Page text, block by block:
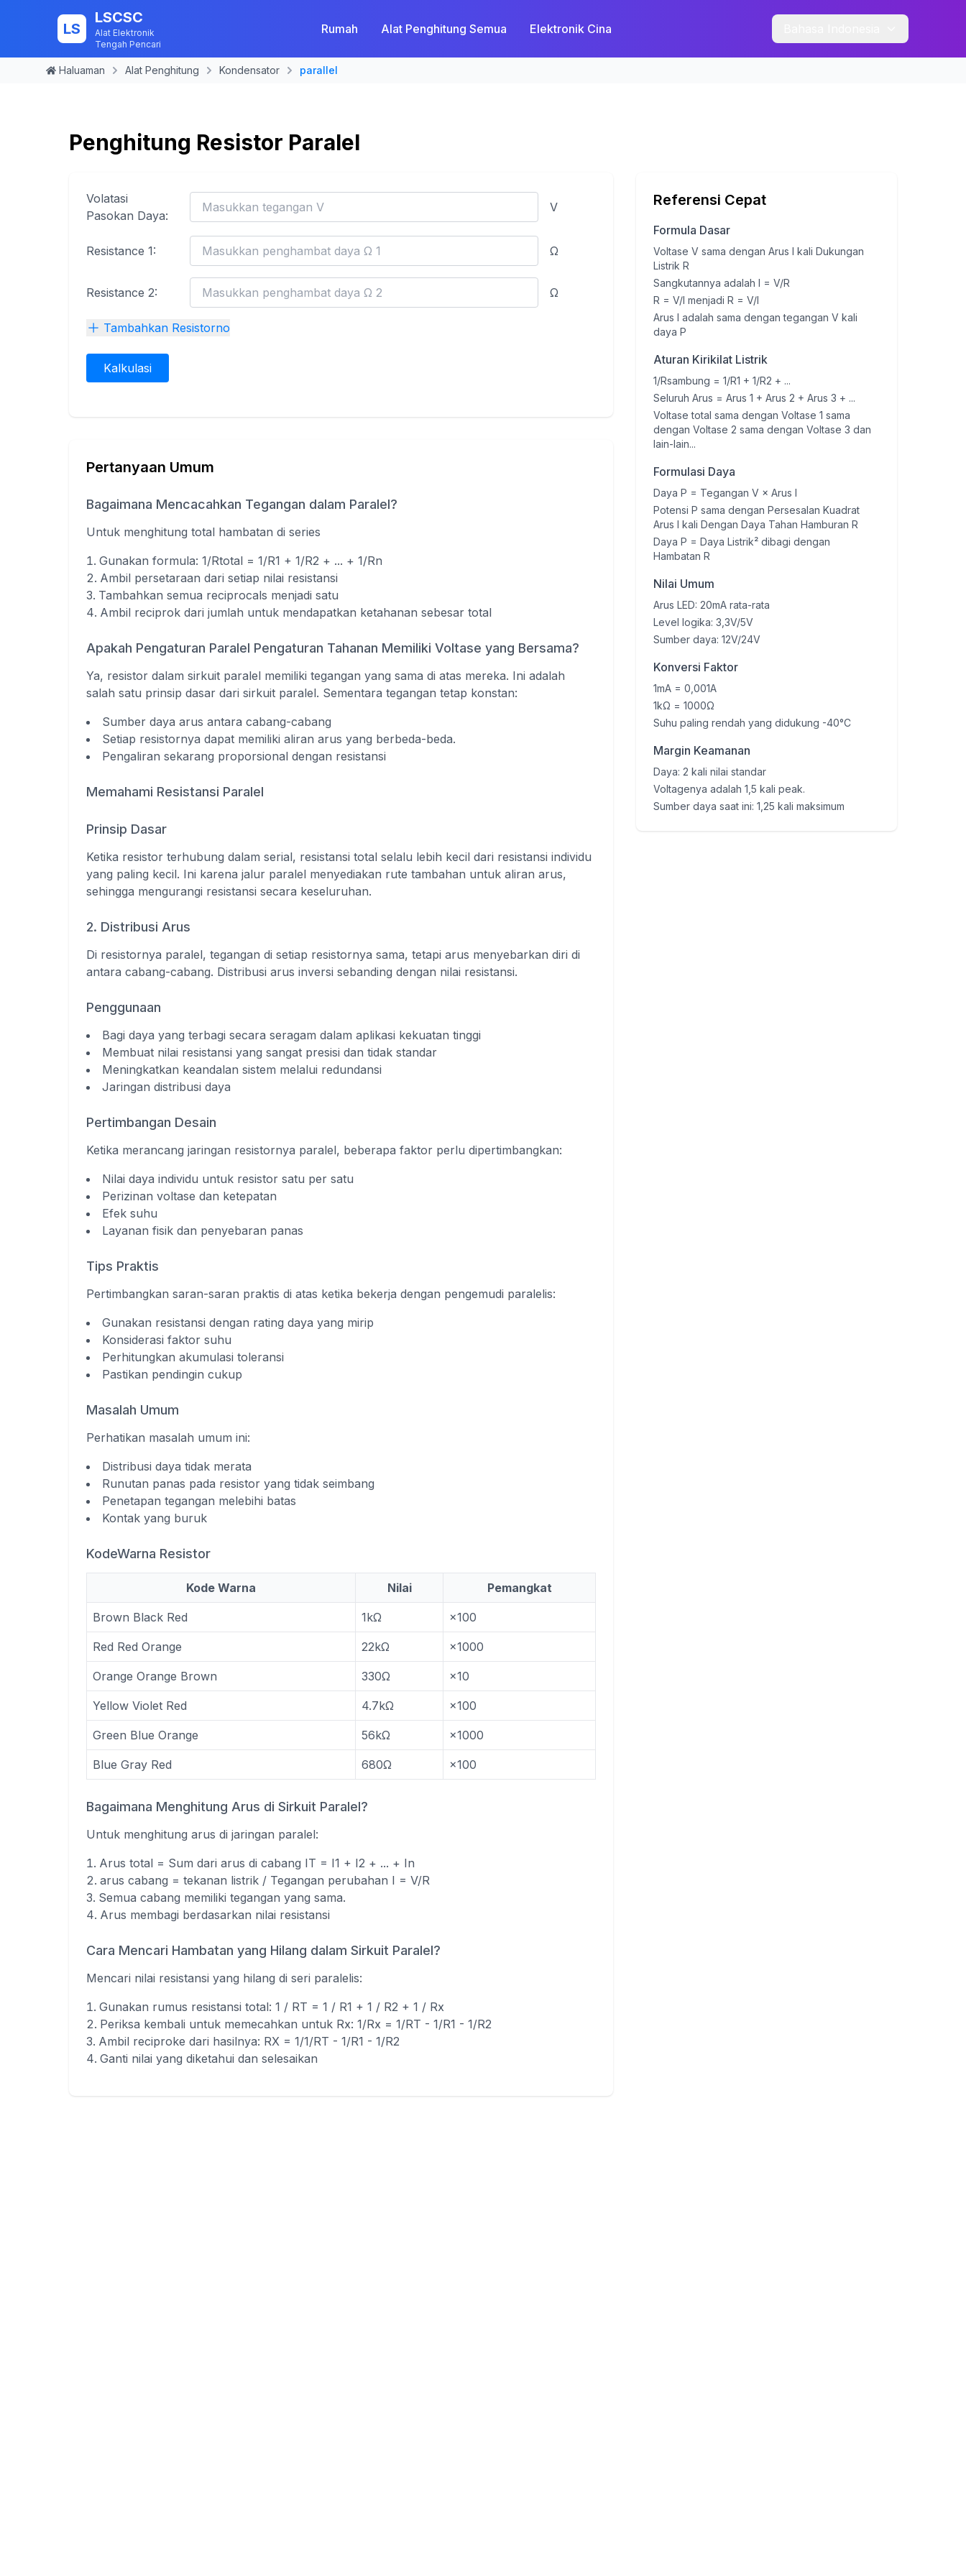
LS
LSCSC
Alat Elektronik
Tengah Pencari
Rumah Alat Penghitung Semua Elektronik Cina
Haluaman Alat Penghitung Kondensator parallel
Penghitung Resistor Paralel
Volatasi
Pasokan Daya:
V
Resistance 1: Ω
Resistance 2: Ω
Tambahkan Resistorno
Kalkulasi
Pertanyaan Umum
Bagaimana Mencacahkan Tegangan dalam Paralel?
Untuk menghitung total hambatan di series
Gunakan formula: 1/Rtotal = 1/R1 + 1/R2 + ... + 1/Rn
Ambil persetaraan dari setiap nilai resistansi
Tambahkan semua reciprocals menjadi satu
Ambil reciprok dari jumlah untuk mendapatkan ketahanan sebesar total
Apakah Pengaturan Paralel Pengaturan Tahanan Memiliki Voltase yang Bersama?
Ya, resistor dalam sirkuit paralel memiliki tegangan yang sama di atas mereka. Ini adalah
salah satu prinsip dasar dari sirkuit paralel. Sementara tegangan tetap konstan:
Sumber daya arus antara cabang-cabang
Setiap resistornya dapat memiliki aliran arus yang berbeda-beda.
Pengaliran sekarang proporsional dengan resistansi
Memahami Resistansi Paralel
Prinsip Dasar
Ketika resistor terhubung dalam serial, resistansi total selalu lebih kecil dari resistansi individu
yang paling kecil. Ini karena jalur paralel menyediakan rute tambahan untuk aliran arus,
sehingga mengurangi resistansi secara keseluruhan.
2. Distribusi Arus
Di resistornya paralel, tegangan di setiap resistornya sama, tetapi arus menyebarkan diri di
antara cabang-cabang. Distribusi arus inversi sebanding dengan nilai resistansi.
Penggunaan
Bagi daya yang terbagi secara seragam dalam aplikasi kekuatan tinggi
Membuat nilai resistansi yang sangat presisi dan tidak standar
Meningkatkan keandalan sistem melalui redundansi
Jaringan distribusi daya
Pertimbangan Desain
Ketika merancang jaringan resistornya paralel, beberapa faktor perlu dipertimbangkan:
Nilai daya individu untuk resistor satu per satu
Perizinan voltase dan ketepatan
Efek suhu
Layanan fisik dan penyebaran panas
Tips Praktis
Pertimbangkan saran-saran praktis di atas ketika bekerja dengan pengemudi paralelis:
Gunakan resistansi dengan rating daya yang mirip
Konsiderasi faktor suhu
Perhitungkan akumulasi toleransi
Pastikan pendingin cukup
Masalah Umum
Perhatikan masalah umum ini:
Distribusi daya tidak merata
Runutan panas pada resistor yang tidak seimbang
Penetapan tegangan melebihi batas
Kontak yang buruk
KodeWarna Resistor
Kode Warna Nilai Pemangkat
Brown Black Red 1kΩ ×100
Red Red Orange 22kΩ ×1000
Orange Orange Brown 330Ω ×10
Yellow Violet Red 4.7kΩ ×100
Green Blue Orange 56kΩ ×1000
Blue Gray Red 680Ω ×100
Bagaimana Menghitung Arus di Sirkuit Paralel?
Untuk menghitung arus di jaringan paralel:
Arus total = Sum dari arus di cabang IT = I1 + I2 + ... + In
arus cabang = tekanan listrik / Tegangan perubahan I = V/R
Semua cabang memiliki tegangan yang sama.
Arus membagi berdasarkan nilai resistansi
Cara Mencari Hambatan yang Hilang dalam Sirkuit Paralel?
Mencari nilai resistansi yang hilang di seri paralelis:
Gunakan rumus resistansi total: 1 / RT = 1 / R1 + 1 / R2 + 1 / Rx
Periksa kembali untuk memecahkan untuk Rx: 1/Rx = 1/RT - 1/R1 - 1/R2
Ambil reciproke dari hasilnya: RX = 1/1/RT - 1/R1 - 1/R2
Ganti nilai yang diketahui dan selesaikan
Referensi Cepat
Formula Dasar
Voltase V sama dengan Arus I kali Dukungan
Listrik R
Sangkutannya adalah I = V/R
R = V/I menjadi R = V/I
Arus I adalah sama dengan tegangan V kali
daya P
Aturan Kirikilat Listrik
1/Rsambung = 1/R1 + 1/R2 + ...
Seluruh Arus = Arus 1 + Arus 2 + Arus 3 + ...
Voltase total sama dengan Voltase 1 sama
dengan Voltase 2 sama dengan Voltase 3 dan
lain-lain...
Formulasi Daya
Daya P = Tegangan V × Arus I
Potensi P sama dengan Persesalan Kuadrat
Arus I kali Dengan Daya Tahan Hamburan R
Daya P = Daya Listrik² dibagi dengan
Hambatan R
Nilai Umum
Arus LED: 20mA rata-rata
Level logika: 3,3V/5V
Sumber daya: 12V/24V
Konversi Faktor
1mA = 0,001A
1kΩ = 1000Ω
Suhu paling rendah yang didukung -40°C
Margin Keamanan
Daya: 2 kali nilai standar
Voltagenya adalah 1,5 kali peak.
Sumber daya saat ini: 1,25 kali maksimum